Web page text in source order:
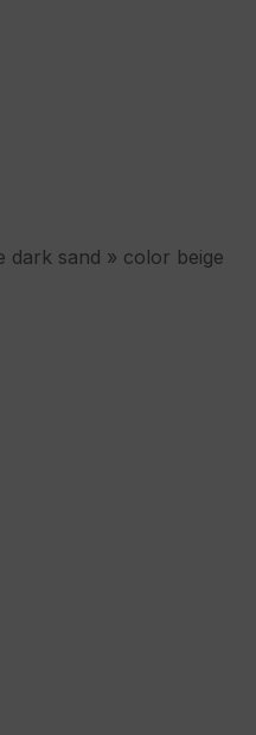
dark sand » color beige